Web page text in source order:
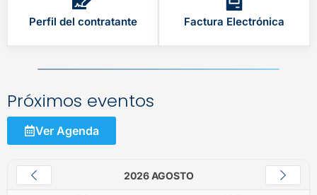
Perfil del contratante Factura Electrónica
Próximos eventos
Ver Agenda
2026 AGOSTO